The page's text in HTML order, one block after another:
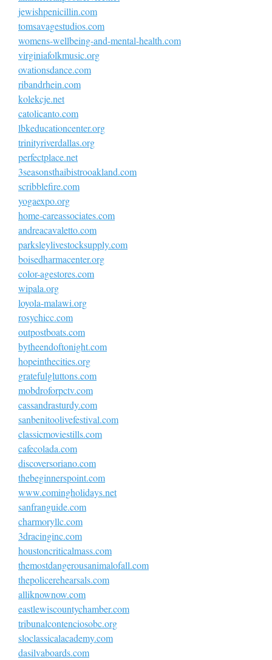
jewishpenicillin.com
tomsavagestudios.com
womens-wellbeing-and-mental-health.com
virginiafolkmusic.org
ovationsdance.com
ribandrhein.com
kolekcje.net
catolicanto.com
lbkeducationcenter.org
trinityriverdallas.org
perfectplace.net
3seasonsthaibistrooakland.com
scribblefire.com
yogaexpo.org
home-careassociates.com
andreacavaletto.com
parksleylivestocksupply.com
boisedharmacenter.org
color-agestores.com
wipala.org
loyola-malawi.org
rosychicc.com
outpostboats.com
bytheendoftonight.com
hopeinthecities.org
gratefulgluttons.com
mobdroforpctv.com
cassandrasturdy.com
sanbenitoolivefestival.com
classicmoviestills.com
cafecolada.com
discoversoriano.com
thebeginnerspoint.com
www.comingholidays.net
sanfranguide.com
charmoryllc.com
3dracinginc.com
houstoncriticalmass.com
themostdangerousanimalofall.com
thepolicerehearsals.com
alliknownow.com
eastlewiscountychamber.com
tribunalcontenciosobc.org
sloclassicalacademy.com
dasilvaboards.com